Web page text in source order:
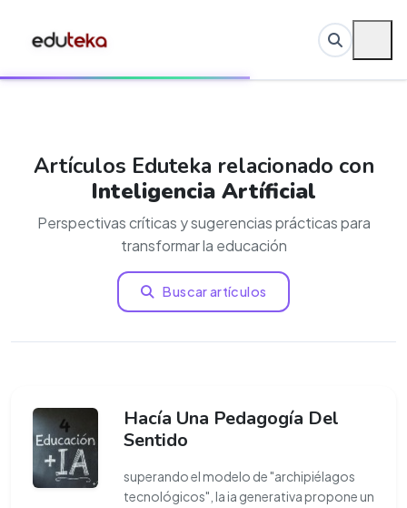
Artículos Eduteka relacionado con
Inteligencia Artíficial
Perspectivas críticas y sugerencias prácticas para
transformar la educación
Buscar artículos
Hacía Una Pedagogía Del
Sentido
superando el modelo de "archipiélagos
tecnológicos", la ia generativa propone un